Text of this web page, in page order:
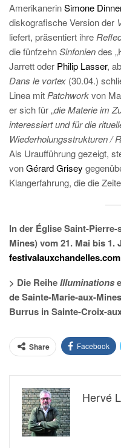
AmerikanerinSimone
diskografische Version der
liefert, präsentiert ihre
die fünfzehnSinfoniendes
Jarrett oder Philip Lasser,
Dans le vortex (30.04.)
Linea mit Patchworkvon
er sich für „die Materie im
interessiert und für die
Wiederholungsstrukturen /
Als Uraufführung gezeigt,
vonGérard Grisey
Klangerfahrung, die die
In der Église Saint-Pierre-
Mines) vom 21. Mai bis 1.
festivalauxchandelles.com
> Die ReiheIlluminations
de Sainte-Marie-aux-
Burrus in Sainte-Croix-
Share Facebook
Hervé